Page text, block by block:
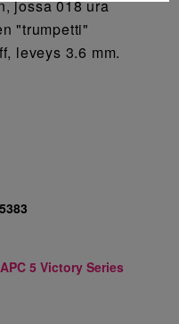
jossa 018 ura
"trumpetti"
leveys 3.6 mm.
5 Victory Series